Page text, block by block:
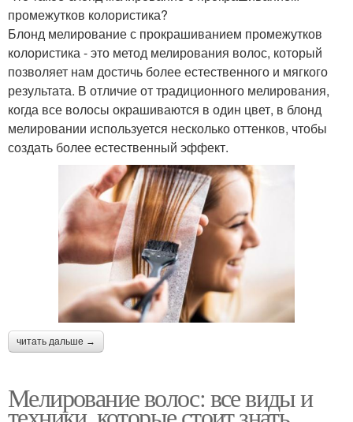
промежутков колористика?
Блонд мелирование с прокрашиванием промежутков
колористика - это метод мелирования волос, который
позволяет нам достичь более естественного и мягкого
результата. В отличие от традиционного мелирования,
когда все волосы окрашиваются в один цвет, в блонд
мелировании используется несколько оттенков, чтобы
создать более естественный эффект.
читать дальше →
Мелирование волос: все виды и